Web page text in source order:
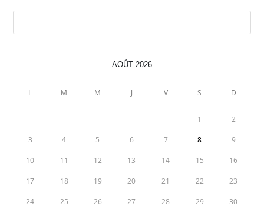
AOÛT 2026
L M M J V S D
1 2
3 4 5 6 7 8 9
10 11 12 13 14 15 16
17 18 19 20 21 22 23
24 25 26 27 28 29 30